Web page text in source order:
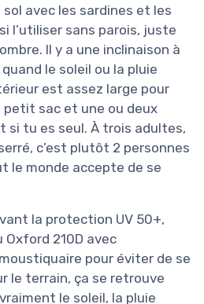
avec les sardines et les
l’utiliser sans parois, juste
Il y a une inclinaison à
le soleil ou la pluie
est assez large pour
sac et une ou deux
si tu es seul. À trois adultes,
c’est plutôt 2 personnes
le monde accepte de se
la protection UV 50+,
210D avec
pour éviter de se
le terrain, ça se retrouve
le soleil, la pluie